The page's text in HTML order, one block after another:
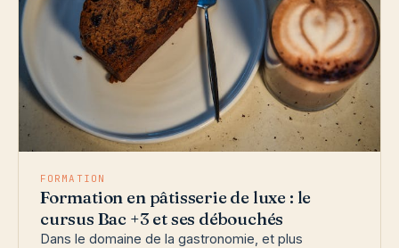
FORMATION
Formation en pâtisserie de luxe : le
cursus Bac +3 et ses débouchés
Dans le domaine de la gastronomie, et plus